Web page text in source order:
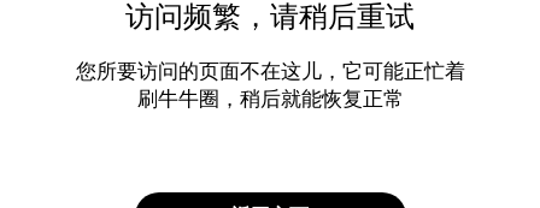
访问频繁，请稍后重试
您所要访问的页面不在这儿，它可能正忙着
刷牛牛圈，稍后就能恢复正常